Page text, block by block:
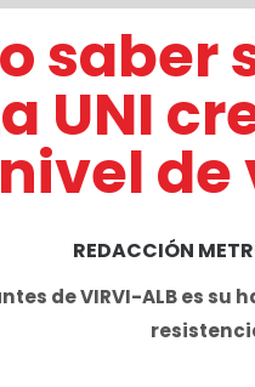
UNI
nivel
REDACCIÓN
de VIRVI-ALB es